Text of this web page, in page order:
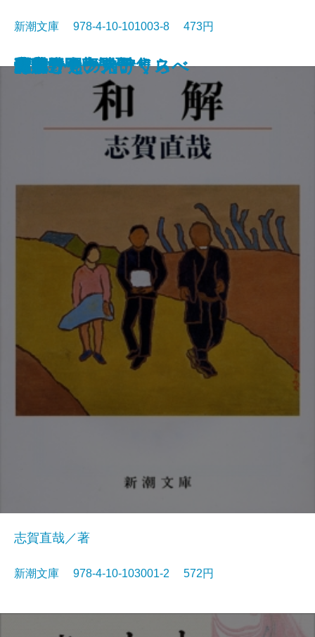
猟銃・闘牛
ヴェルレーヌ詩集
草枕
斜陽
高村光太郎詩集
歌行燈・高野聖
土
真実一路
老妓抄
坊っちゃん
新潮文庫 978-4-10-101003-8 473円
和解
志賀直哉／著
新潮文庫 978-4-10-103001-2 572円
ヰタ・セクスアリス
出家とその弟子
にごりえ・たけくらべ
武蔵野
白痴
青年
雁
それから
門